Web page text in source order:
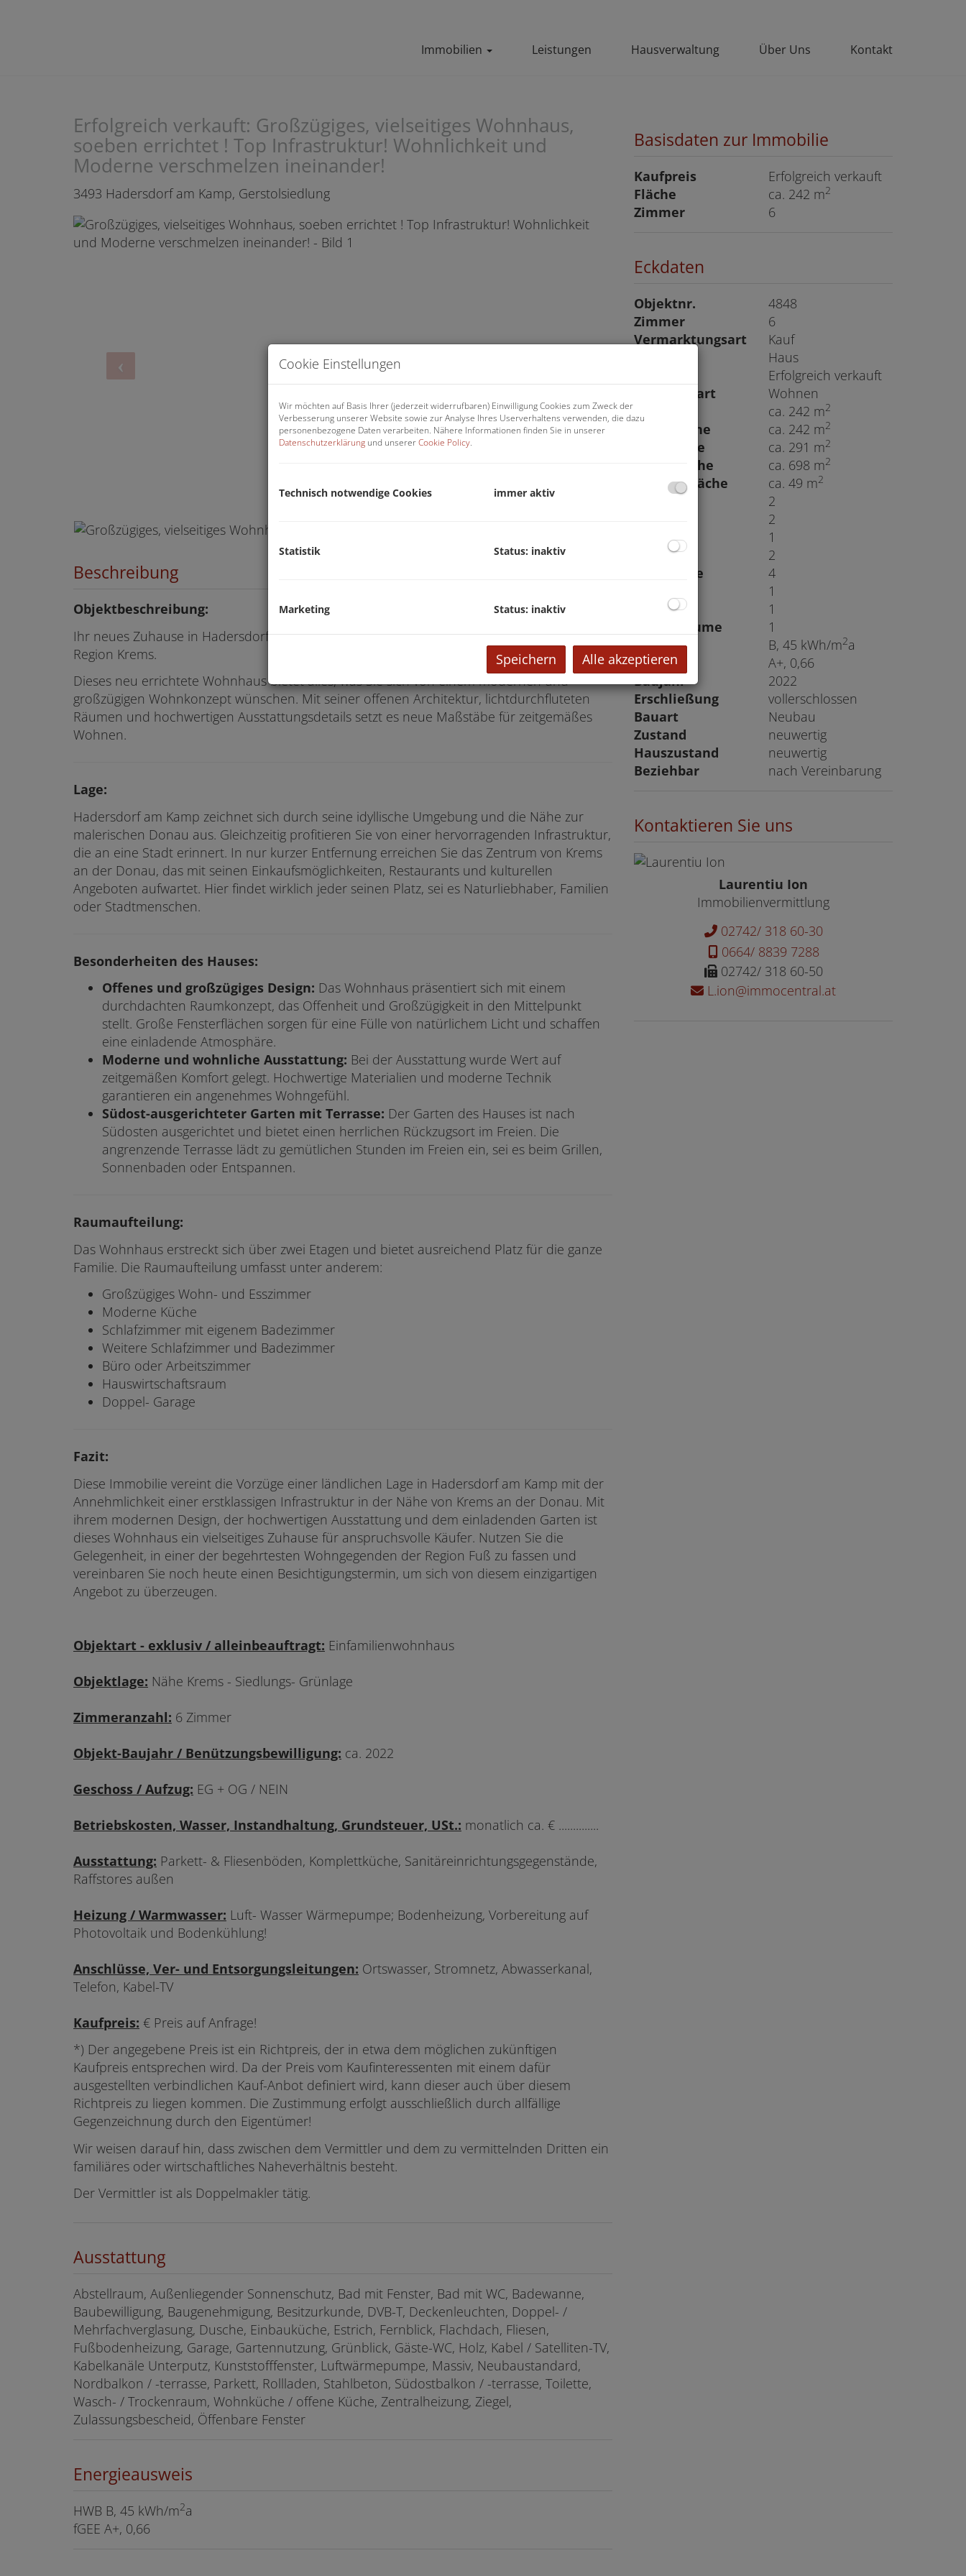
Immobilien Leistungen Hausverwaltung Über Uns Kontakt
Erfolgreich verkauft: Großzügiges, vielseitiges Wohnhaus,
soeben errichtet ! Top Infrastruktur! Wohnlichkeit und
Moderne verschmelzen ineinander!
3493 Hadersdorf am Kamp, Gerstolsiedlung
Beschreibung
Objektbeschreibung:
Ihr neues Zuhause in Hadersdorf am Kamp, eine der begehrtesten Wohngegenden in der
Region Krems.
Dieses neu errichtete Wohnhaus bietet alles, was Sie sich von einem modernen und
großzügigen Wohnkonzept wünschen. Mit seiner offenen Architektur, lichtdurchfluteten
Räumen und hochwertigen Ausstattungsdetails setzt es neue Maßstäbe für zeitgemäßes
Wohnen.
Lage:
Hadersdorf am Kamp zeichnet sich durch seine idyllische Umgebung und die Nähe zur
malerischen Donau aus. Gleichzeitig profitieren Sie von einer hervorragenden Infrastruktur,
die an eine Stadt erinnert. In nur kurzer Entfernung erreichen Sie das Zentrum von Krems
an der Donau, das mit seinen Einkaufsmöglichkeiten, Restaurants und kulturellen
Angeboten aufwartet. Hier findet wirklich jeder seinen Platz, sei es Naturliebhaber, Familien
oder Stadtmenschen.
Besonderheiten des Hauses:
Offenes und großzügiges Design: Das Wohnhaus präsentiert sich mit einem
durchdachten Raumkonzept, das Offenheit und Großzügigkeit in den Mittelpunkt
stellt. Große Fensterflächen sorgen für eine Fülle von natürlichem Licht und schaffen
eine einladende Atmosphäre.
Moderne und wohnliche Ausstattung: Bei der Ausstattung wurde Wert auf
zeitgemäßen Komfort gelegt. Hochwertige Materialien und moderne Technik
garantieren ein angenehmes Wohngefühl.
Südost-ausgerichteter Garten mit Terrasse: Der Garten des Hauses ist nach
Südosten ausgerichtet und bietet einen herrlichen Rückzugsort im Freien. Die
angrenzende Terrasse lädt zu gemütlichen Stunden im Freien ein, sei es beim Grillen,
Sonnenbaden oder Entspannen.
Raumaufteilung:
Das Wohnhaus erstreckt sich über zwei Etagen und bietet ausreichend Platz für die ganze
Familie. Die Raumaufteilung umfasst unter anderem:
Großzügiges Wohn- und Esszimmer
Moderne Küche
Schlafzimmer mit eigenem Badezimmer
Weitere Schlafzimmer und Badezimmer
Büro oder Arbeitszimmer
Hauswirtschaftsraum
Doppel- Garage
Fazit:
Diese Immobilie vereint die Vorzüge einer ländlichen Lage in Hadersdorf am Kamp mit der
Annehmlichkeit einer erstklassigen Infrastruktur in der Nähe von Krems an der Donau. Mit
ihrem modernen Design, der hochwertigen Ausstattung und dem einladenden Garten ist
dieses Wohnhaus ein vielseitiges Zuhause für anspruchsvolle Käufer. Nutzen Sie die
Gelegenheit, in einer der begehrtesten Wohngegenden der Region Fuß zu fassen und
vereinbaren Sie noch heute einen Besichtigungstermin, um sich von diesem einzigartigen
Angebot zu überzeugen.
Objektart - exklusiv / alleinbeauftragt: Einfamilienwohnhaus
Objektlage: Nähe Krems - Siedlungs- Grünlage
Zimmeranzahl: 6 Zimmer
Objekt-Baujahr / Benützungsbewilligung: ca. 2022
Geschoss / Aufzug: EG + OG / NEIN
Betriebskosten, Wasser, Instandhaltung, Grundsteuer, USt.: monatlich ca. € ..............
Ausstattung: Parkett- & Fliesenböden, Komplettküche, Sanitäreinrichtungsgegenstände,
Raffstores außen
Heizung / Warmwasser: Luft- Wasser Wärmepumpe; Bodenheizung, Vorbereitung auf
Photovoltaik und Bodenkühlung!
Anschlüsse, Ver- und Entsorgungsleitungen: Ortswasser, Stromnetz, Abwasserkanal,
Telefon, Kabel-TV
Kaufpreis: € Preis auf Anfrage!
*) Der angegebene Preis ist ein Richtpreis, der in etwa dem möglichen zukünftigen
Kaufpreis entsprechen wird. Da der Preis vom Kaufinteressenten mit einem dafür
ausgestellten verbindlichen Kauf-Anbot definiert wird, kann dieser auch über diesem
Richtpreis zu liegen kommen. Die Zustimmung erfolgt ausschließlich durch allfällige
Gegenzeichnung durch den Eigentümer!
Wir weisen darauf hin, dass zwischen dem Vermittler und dem zu vermittelnden Dritten ein
familiäres oder wirtschaftliches Naheverhältnis besteht.
Der Vermittler ist als Doppelmakler tätig.
Ausstattung
Abstellraum Außenliegender Sonnenschutz Bad mit Fenster Bad mit WC Badewanne
Baubewilligung Baugenehmigung Besitzurkunde DVB-T Deckenleuchten Doppel- /
Mehrfachverglasung Dusche Einbauküche Estrich Fernblick Flachdach Fliesen
Fußbodenheizung Garage Gartennutzung Grünblick Gäste-WC Holz Kabel / Satelliten-TV
Kabelkanäle Unterputz Kunststofffenster Luftwärmepumpe Massiv Neubaustandard
Nordbalkon / -terrasse Parkett Rollladen Stahlbeton Südostbalkon / -terrasse Toilette
Wasch- / Trockenraum Wohnküche / offene Küche Zentralheizung Ziegel
Zulassungsbescheid Öffenbare Fenster
Energieausweis
HWB B, 45 kWh/m2a
fGEE A+, 0,66
Basisdaten zur Immobilie
Kaufpreis
Erfolgreich verkauft
Fläche
ca. 242 m2
Zimmer 6
Eckdaten
Objektnr.
4848
Zimmer
6
Vermarktungsart
Kauf
Haus
Erfolgreich verkauft
Nutzungsart
Wohnen
ca. 242 m2
Wohnfläche ca. 242 m2
Nutzfläche ca. 291 m2
Grundfläche ca. 698 m2
Garagenfläche ca. 49 m2
2
2
Balkone
1
Terrassen
2
Stellplätze
4
1
Garagen
1
Abstellräume
1
HWB
B, 45 kWh/m2a
fGEE
A+, 0,66
Baujahr
2022
Erschließung
vollerschlossen
Bauart
Neubau
Zustand
neuwertig
Hauszustand
neuwertig
Beziehbar
nach Vereinbarung
Kontaktieren Sie uns
Laurentiu Ion
Immobilienvermittlung
02742/ 318 60-30
0664/ 8839 7288
02742/ 318 60-50
L.ion@immocentral.at
Cookie Einstellungen
Wir möchten auf Basis Ihrer (jederzeit widerrufbaren) Einwilligung Cookies zum Zweck der
Verbesserung unserer Website sowie zur Analyse Ihres Userverhaltens verwenden, die dazu
personenbezogene Daten verarbeiten. Nähere Informationen finden Sie in unserer
Datenschutzerklärung und unsererCookie Policy.
Technisch notwendige Cookies immer aktiv
Statistik Status: inaktiv
Marketing Status: inaktiv
Speichern Alle akzeptieren